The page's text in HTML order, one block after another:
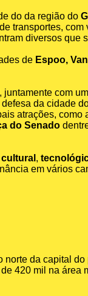
do da região do
transportes,
diversos que
de Espoo,
, juntamente com
defesa da cidade
atrações, como
do Senado
cultural ,
em vários
norte da capital do
420 mil na